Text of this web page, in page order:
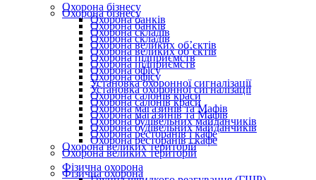
Охорона бізнесу
Охорона банків
Охорона складів
Охорона великих об’єктів
Охорона підприємств
Охорона офісу
Установка охоронної сигналізації
Охорона салонів краси
Охорона магазинів та Мафів
Охорона будівельних майданчиків
Охорона ресторанів і кафе
Охорона великих територій
Фізична охорона
Охорона бізнесу
Охорона банків
Охорона складів
Охорона великих об’єктів
Охорона підприємств
Охорона офісу
Установка охоронної сигналізації
Охорона салонів краси
Охорона магазинів та Мафів
Охорона будівельних майданчиків
Охорона ресторанів і кафе
Охорона великих територій
Фізична охорона